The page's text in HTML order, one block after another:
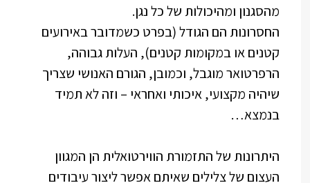
מהסגנון ומהיכולות של כל נגן.
החסרונות הם הגודל (בפרט כשמדובר באירועים
קטנים או במקומות קטנים), העלות גבוהה,
הרפרטואר מוגבל, וכמובן, הגורם האנושי שצריך
שיהיה מקצועי, איכותי ואחראי – וזה לא תמיד
בנמצא…
היתרונות של התזמורת הווירטואלית הן המגוון
העצום של צלילים שאיתם אפשר ליצור עיבודים